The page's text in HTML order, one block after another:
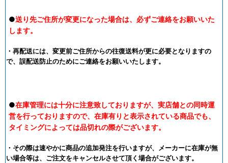
●送り先ご住所が変更になった場合は、必ずご連絡をお願いいた
します。
・再配送には、変更前ご住所からの往復送料が更に必要となりますの
で、誤配送防止のためにご連絡をお願いいたします。
●在庫管理には十分に注意致しておりますが、実店舗との同時運
営を行っておりますので、在庫有りと表示されている商品でも、
タイミングによっては品切れの際がございます。
・その際は速やかに商品の追加発注を行いますが、メーカーに在庫が無
い場合等は、ご注文をキャンセルさせて頂く場合がございます。